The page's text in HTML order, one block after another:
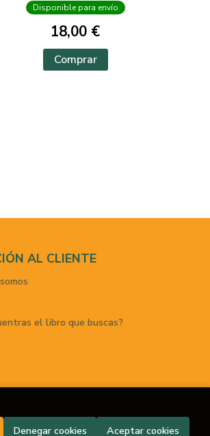
Disponible para envío
18,00 €
Comprar
AL CLIENTE
el libro que buscas?
Denegar cookies Aceptar cookies